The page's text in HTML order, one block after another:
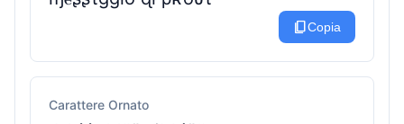
content_copyCopia
Carattere Ornato